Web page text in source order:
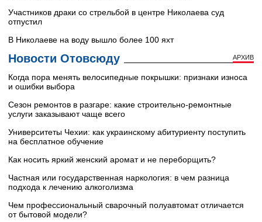
Участников драки со стрельбой в центре Николаева суд
отпустил
В Николаеве на воду вышло более 100 яхт
Новости Отовсюду АРХИВ
Когда пора менять велосипедные покрышки: признаки износа
и ошибки выбора
Сезон ремонтов в разгаре: какие строительно-ремонтные
услуги заказывают чаще всего
Университеты Чехии: как украинскому абитуриенту поступить
на бесплатное обучение
Как носить яркий женский аромат и не переборщить?
Частная или государственная наркология: в чем разница
подхода к лечению алкоголизма
Чем профессиональный сварочный полуавтомат отличается
от бытовой модели?